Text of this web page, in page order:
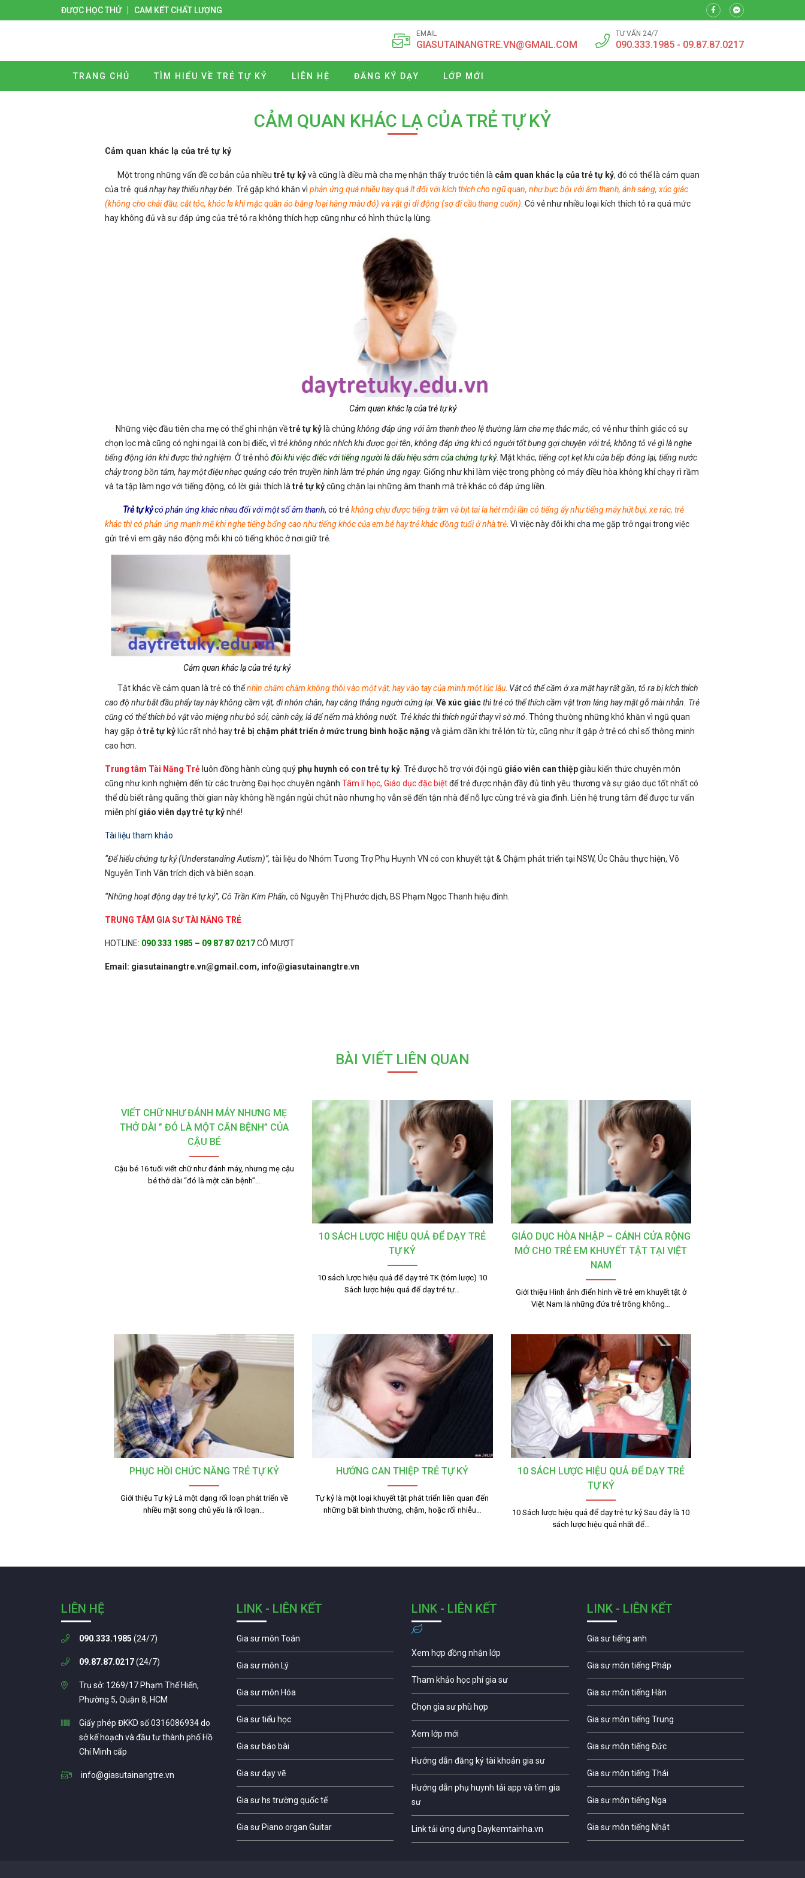
ĐƯỢC HỌC THỬ CAM KẾT CHẤT LƯỢNG
EMAIL
GIASUTAINANGTRE.VN@GMAIL.COM
TƯ VẤN 24/7
090.333.1985 - 09.87.87.0217
TRANG CHỦ TÌM HIỂU VỀ TRẺ TỰ KỶ LIÊN HỆ ĐĂNG KÝ DẠY LỚP MỚI
CẢM QUAN KHÁC LẠ CỦA TRẺ TỰ KỶ
Cảm quan khác lạ của trẻ tự kỷ
Một trong những vấn đề cơ bản của nhiều trẻ tự kỷvà cũng là điều mà cha mẹ nhận thấy trước tiên là cảm quan khác lạ của trẻ tự kỷ, đó có thể là cảm quan
của trẻ quá nhạy hay thiếu nhạy bén . Trẻ gặp khó khăn vì phản ứng quá nhiều hay quá ít đối với kích thích cho ngũ quan, như bực bội với âm thanh, ánh sáng, xúc giác
(không cho chải đầu, cắt tóc, khóc la khi mặc quần áo bằng loại hàng màu đỏ) và vật gì di động (sợ đi cầu thang cuốn) . Có vẻ như nhiều loại kích thích tỏ ra quá mức
hay không đủ và sự đáp ứng của trẻ tỏ ra không thích hợp cũng như có hình thức lạ lùng.
Cảm quan khác lạ của trẻ tự kỷ
Những việc đầu tiên cha mẹ có thể ghi nhận vềtrẻ tự kỷ là chúng không đáp ứng với âm thanh theo lệ thường làm cha mẹ thắc mắc, có vẻ như thính giác có sự
chọn lọc mà cũng có nghi ngại là con bị điếc, vì trẻ không nhúc nhích khi được gọi tên, không đáp ứng khi có người tốt bụng gợi chuyện với trẻ, không tỏ vẻ gì là nghe
tiếng động lớn khi được thử nghiệm. Ở trẻ nhỏđôi khi việc điếc với tiếng người là dấu hiệu sớm của chứng tự kỷ. Mặt khác, tiếng cọt kẹt khi cửa bếp đóng lại, tiếng nước
chảy trong bồn tắm, hay một điệu nhạc quảng cáo trên truyền hình làm trẻ phản ứng ngay. Giống như khi làm việc trong phòng có máy điều hòa không khí chạy rì rầm
và ta tập làm ngơ với tiếng động, có lời giải thích làtrẻ tự kỷcũng chặn lại những âm thanh mà trẻ khác có đáp ứng liền.
Trẻ tự kỷcó phản ứng khác nhau đối với một số âm thanh, có trẻkhông chịu được tiếng trầm và bịt tai la hét mỗi lần có tiếng ấy như tiếng máy hút bụi, xe rác, trẻ
khác thì có phản ứng mạnh mẽ khi nghe tiếng bổng cao như tiếng khóc của em bé hay trẻ khác đồng tuổi ở nhà trẻ. Vì việc này đôi khi cha mẹ gặp trở ngại trong việc
gửi trẻ vì em gây náo động mỗi khi có tiếng khóc ở nơi giữ trẻ.
Cảm quan khác lạ của trẻ tự kỷ
Tật khác về cảm quan là trẻ có thểnhìn chằm chằm không thôi vào một vật, hay vào tay của mình một lúc lâu. Vật có thể cầm ở xa mặt hay rất gần, tỏ ra bị kích thích
cao độ như bắt đầu phẩy tay này không cầm vật, đi nhón chân, hay căng thẳng người cứng lại. Về xúc giácthì trẻ có thể thích cầm vật trơn láng hay mặt gỗ mài nhẵn. Trẻ
cũng có thể thích bỏ vật vào miệng như bỏ sỏi, cành cây, lá để nếm mà không nuốt. Trẻ khác thì thích ngửi thay vì sờ mó. Thông thường những khó khăn vì ngũ quan
hay gặp ởtrẻ tự kỷ lúc rất nhỏ haytrẻ bị chậm phát triển ở mức trung bình hoặc nặng và giảm dần khi trẻ lớn từ từ, cũng như ít gặp ở trẻ có chỉ số thông minh
cao hơn.
Trung tâm Tài Năng Trẻ luôn đồng hành cùng quý phụ huynh có con trẻ tự kỷ. Trẻ được hỗ trợ với đội ngũ giáo viên can thiệpgiàu kiến thức chuyên môn
cũng như kinh nghiệm đến từ các trường Đại học chuyên ngành Tâm lí học, Giáo dục đặc biệtđể trẻ được nhận đầy đủ tình yêu thương và sự giáo dục tốt nhất có
thể dù biết rằng quãng thời gian này không hề ngắn ngủi chút nào nhưng họ vẫn sẽ đến tận nhà để nỗ lực cùng trẻ và gia đình. Liên hệ trung tâm để được tư vấn
miễn phígiáo viên dạy trẻ tự kỷnhé!
Tài liệu tham khảo
“Để hiểu chứng tự kỷ (Understanding Autism)”, tài liệu do Nhóm Tương Trợ Phụ Huynh VN có con khuyết tật & Chậm phát triển tại NSW, Úc Châu thực hiện, Võ
Nguyễn Tinh Vân trích dịch và biên soạn.
“Những hoạt động dạy trẻ tự kỷ”, Cô Trần Kim Phấn, cô Nguyễn Thị Phước dịch, BS Phạm Ngọc Thanh hiệu đính.
TRUNG TÂM GIA SƯ TÀI NĂNG TRẺ
HOTLINE: 090 333 1985 – 09 87 87 0217CÔ MƯỢT
Email: giasutainangtre.vn@gmail.com, info@giasutainangtre.vn
BÀI VIẾT LIÊN QUAN
VIẾT CHỮ NHƯ ĐÁNH MÁY NHƯNG MẸ
THỞ DÀI ” ĐÓ LÀ MỘT CĂN BỆNH” CỦA
CẬU BÉ
Cậu bé 16 tuổi viết chữ như đánh máy, nhưng mẹ cậu
bé thở dài “đó là một căn bệnh”…
10 SÁCH LƯỢC HIỆU QUẢ ĐỂ DẠY TRẺ
TỰ KỶ
10 sách lược hiệu quả để dạy trẻ TK (tóm lược) 10
Sách lược hiệu quả để dạy trẻ tự…
GIÁO DỤC HÒA NHẬP – CÁNH CỬA RỘNG
MỞ CHO TRẺ EM KHUYẾT TẬT TẠI VIỆT
NAM
Giới thiệu Hình ảnh điển hình về trẻ em khuyết tật ở
Việt Nam là những đứa trẻ trông không…
PHỤC HỒI CHỨC NĂNG TRẺ TỰ KỶ
Giới thiệu Tự kỷ Là một dạng rối loạn phát triển về
nhiều mặt song chủ yếu là rối loạn…
HƯỚNG CAN THIỆP TRẺ TỰ KỶ
Tự kỷ là một loại khuyết tật phát triển liên quan đến
những bất bình thường, chậm, hoặc rối nhiễu…
10 SÁCH LƯỢC HIỆU QUẢ ĐỂ DẠY TRẺ
TỰ KỶ
10 Sách lược hiệu quả để dạy trẻ tự kỷ Sau đây là 10
sách lược hiệu quả nhất để…
LIÊN HỆ
090.333.1985 (24/7)
09.87.87.0217(24/7)
Trụ sở: 1269/17 Phạm Thế Hiển,
Phường 5, Quận 8, HCM
Giấy phép ĐKKD số 0316086934 do
sở kế hoạch và đầu tư thành phố Hồ
Chí Minh cấp
info@giasutainangtre.vn
LINK - LIÊN KẾT
Gia sư môn Toán
Gia sư môn Lý
Gia sư môn Hóa
Gia sư tiểu học
Gia sư báo bài
Gia sư dạy vẽ
Gia sư hs trường quốc tế
Gia sư Piano organ Guitar
LINK - LIÊN KẾT
Xem hợp đồng nhận lớp
Tham khảo học phí gia sư
Chọn gia sư phù hợp
Xem lớp mới
Hướng dẫn đăng ký tài khoản gia sư
Hướng dẫn phụ huynh tải app và tìm gia
sư
Link tải ứng dụng Daykemtainha.vn
LINK - LIÊN KẾT
Gia sư tiếng anh
Gia sư môn tiếng Pháp
Gia sư môn tiếng Hàn
Gia sư môn tiếng Trung
Gia sư môn tiếng Đức
Gia sư môn tiếng Thái
Gia sư môn tiếng Nga
Gia sư môn tiếng Nhật